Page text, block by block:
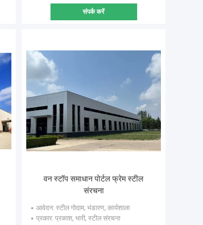
संपर्क करें
वन स्टॉप समाधान पोर्टल फ्रेम स्टील
संरचना
आवेदन: स्टील गोदाम, भंडारण, कार्यशाला
प्रकार: प्रकाश, भारी, स्टील संरचना